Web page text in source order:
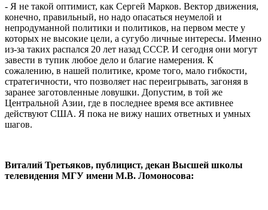
- Я не такой оптимист, как Сергей Марков. Вектор движения,
конечно, правильный, но надо опасаться неумелой и
непродуманной политики и политиков, на первом месте у
которых не высокие цели, а сугубо личные интересы. Именно
из-за таких распался 20 лет назад СССР. И сегодня они могут
завести в тупик любое дело и благие намерения. К
сожалению, в нашей политике, кроме того, мало гибкости,
стратегичности, что позволяет нас переигрывать, загоняя в
заранее заготовленные ловушки. Допустим, в той же
Центральной Азии, где в последнее время все активнее
действуют США. Я пока не вижу наших ответных и умных
шагов.
Виталий Третьяков, публицист, декан Высшей школы
телевидения МГУ имени М.В. Ломоносова: